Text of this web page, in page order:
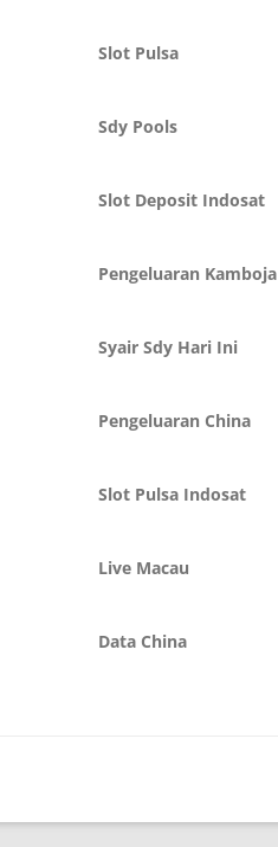
Slot Pulsa
Sdy Pools
Slot Deposit Indosat
Pengeluaran Kamboja
Syair Sdy Hari Ini
Pengeluaran China
Slot Pulsa Indosat
Live Macau
Data China